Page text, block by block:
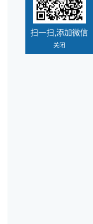
扫一扫,添加微信
关闭